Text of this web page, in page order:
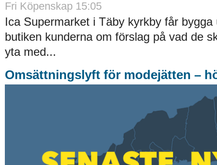
Fri Köpenskap 15:05
Ica Supermarket i Täby kyrkby får bygga
butiken kunderna om förslag på vad de
yta med...
Omsättningslyft för modejätten –